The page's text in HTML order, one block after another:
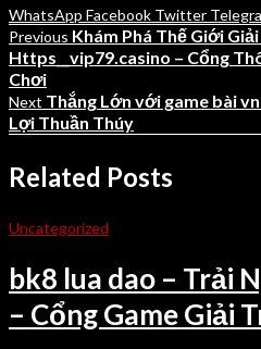
WhatsApp Facebook Twitter
Previous Khám Phá Thế Giới
Https__vip79.casino – Cổng
Chơi
Next Thắng Lớn với game bài
Lợi Thuần Thúy
Related Posts
Uncategorized
bk8 lua dao – Trải
– Cổng Game Giải